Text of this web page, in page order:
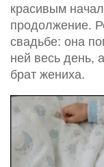
красивым
продолжение.
свадьбе: она
ней весь день,
брат жениха.